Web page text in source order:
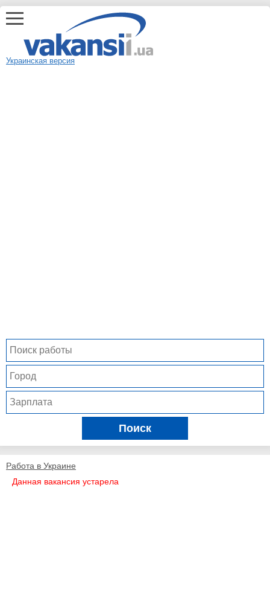
Украинская версия
Поиск
Работа в Украине
Данная вакансия устарела